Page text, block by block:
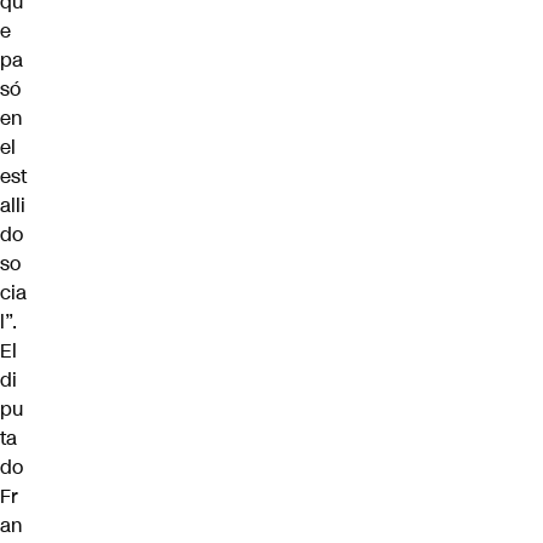
e
pa
só
en
el
est
alli
do
so
cia
l”.
El
di
pu
ta
do
Fr
an